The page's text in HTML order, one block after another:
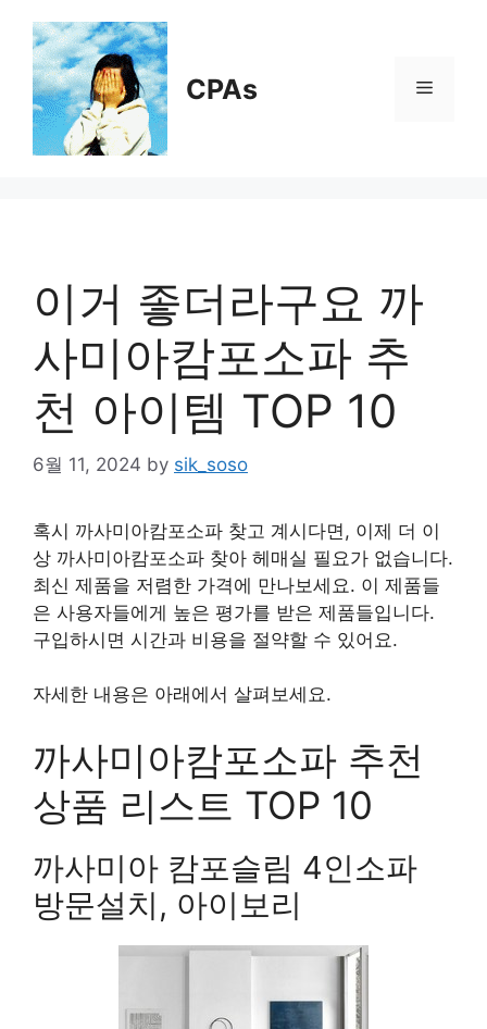
content
CPAs Menu
이거 좋더라구요 까
사미아캄포소파 추
천 아이템 TOP 10
6월 11, 2024 by sik_soso
혹시 까사미아캄포소파 찾고 계시다면, 이제 더 이
상 까사미아캄포소파 찾아 헤매실 필요가 없습니다.
최신 제품을 저렴한 가격에 만나보세요. 이 제품들
은 사용자들에게 높은 평가를 받은 제품들입니다.
구입하시면 시간과 비용을 절약할 수 있어요.
자세한 내용은 아래에서 살펴보세요.
까사미아캄포소파 추천
상품 리스트 TOP 10
까사미아 캄포슬림 4인소파
방문설치, 아이보리